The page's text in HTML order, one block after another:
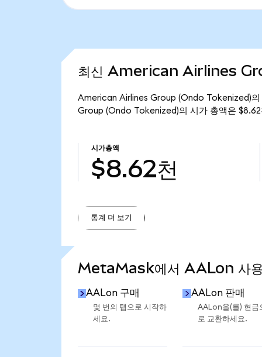
최신 American Airlines
American Airlines Group (Ondo Tokenized)의
Group (Ondo Tokenized)의 시가 총액은 $8.62
시가총액
$8.62천
통계 더 보기
MetaMask에서 AALon 사
AALon 구매
몇 번의 탭으로 시작하
세요.
AALon 판매
AALon을(를) 현금
로 교환하세요.